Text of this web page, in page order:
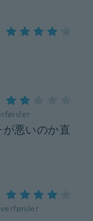
悪いのか直